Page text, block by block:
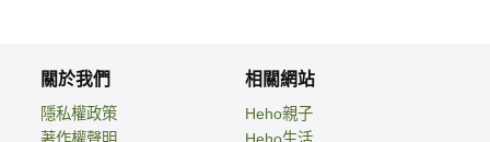
關於我們
隱私權政策
相關網站
Heho親子